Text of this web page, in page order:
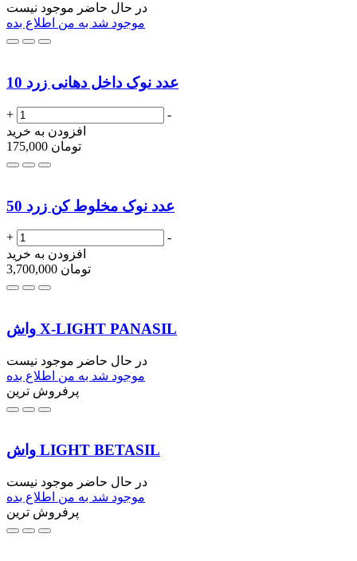
در حال حاضر موجود نیست
موجود شد به من اطلاع بده
10 عدد نوک داخل دهانی زرد
+
-
افزودن به خرید
175,000 تومان
50 عدد نوک مخلوط کن زرد
+
-
افزودن به خرید
3,700,000 تومان
واش X-LIGHT PANASIL
در حال حاضر موجود نیست
موجود شد به من اطلاع بده
پرفروش ترین
واش LIGHT BETASIL
در حال حاضر موجود نیست
موجود شد به من اطلاع بده
پرفروش ترین